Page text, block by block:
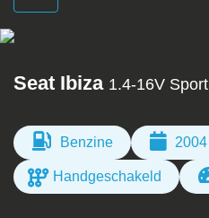
Seat Ibiza 1.4-16V Sport
Benzine 2004
Handgeschakeld